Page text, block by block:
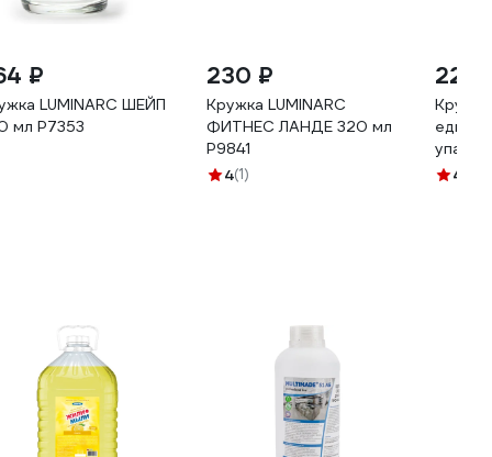
₽
LUMINARC ШЕЙП
мл P7353
230 ₽
Кружка LUMINARC
ФИТНЕС ЛАНДЕ 320 мл
P9841
4(1)
225
4.9